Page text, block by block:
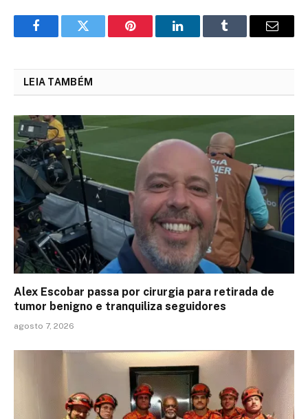
FacebookTwitter Pinterest LinkedInTumblr Email
LEIA TAMBÉM
Alex Escobar passa por cirurgia para retirada de
tumor benigno e tranquiliza seguidores
agosto 7, 2026